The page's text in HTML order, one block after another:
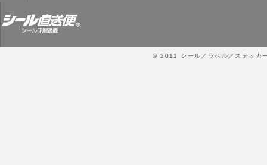
© 2011 シール／ラベル／ステッカ